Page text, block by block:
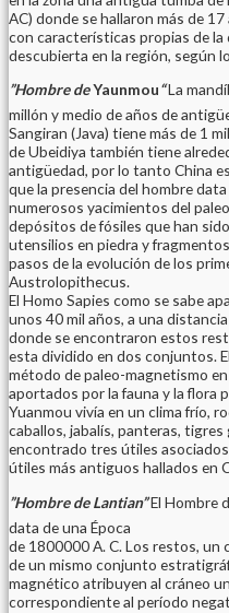
AC) donde se hallaron más de
con características propias de la
descubierta en la región, según
”Hombre deYaunmou“La
millón y medio de años de
Sangiran (Java) tiene más de 1
de Ubeidiya también tiene
antigüedad, por lo tanto China
que la presencia del hombre
numerosos yacimientos del
depósitos de fósiles que han
utensilios en piedra y
pasos de la evolución de los
Austrolopithecus.
El Homo Sapies como se sabe
unos 40 mil años, a una
donde se encontraron estos
esta dividido en dos conjuntos.
método de paleo-magnetismo
aportados por la fauna y la flora
Yuanmou vivía en un clima frío,
caballos, jabalís, panteras, tigres
encontrado tres útiles
útiles más antiguos hallados en
”Hombre de Lantian”El Hombre
data de una Época
de 1800000 A. C. Los restos, un
de un mismo conjunto
magnético atribuyen al cráneo
correspondiente al período